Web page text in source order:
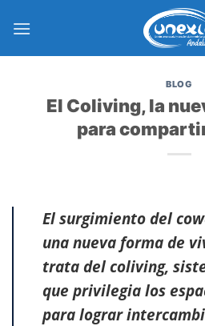
BLOG
El Coliving, la
para
El surgimiento del
una nueva forma de
trata del coliving,
que privilegia los
para lograr